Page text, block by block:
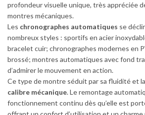
profondeur visuelle unique, très appréciée
montres mécaniques.
Les chronographes automatiques se
nombreux styles : sportifs en acier
bracelet cuir; chronographes modernes en
brossé; montres automatiques avec fond
d’admirer le mouvement en action.
Ce type de montre séduit par sa fluidité et
calibre mécanique. Le remontage
fonctionnement continu dès qu’elle est